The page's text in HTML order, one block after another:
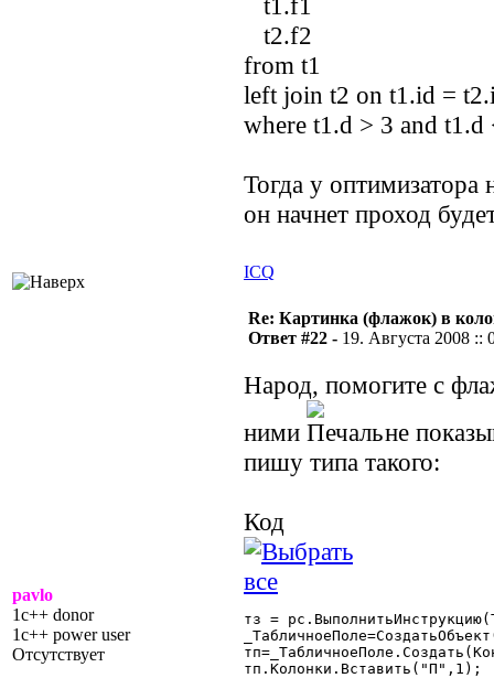
t2.f2
from t1
left join t2 on t1.id =
where t1.d > 3 and
Тогда у оптимизатора
он начнет проход
ICQ
pavlo
1c++ donor
1c++ power user
Отсутствует
Re: Картинка (флажок) в
Ответ #22 - 19. Августа 2008 ::
Народ, помогите с
ними
не
пишу типа такого:
Код
тз =
тп.Колонки.Вставить("П",1);